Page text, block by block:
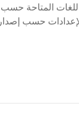
المتاحة حسب
حسب إصدار